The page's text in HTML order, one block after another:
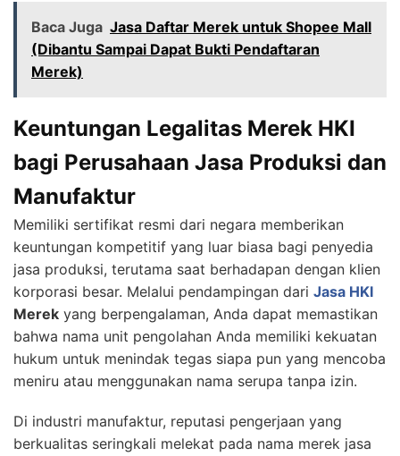
Baca Juga Jasa Daftar Merek untuk Shopee Mall
(Dibantu Sampai Dapat Bukti Pendaftaran
Merek)
Keuntungan Legalitas Merek HKI
bagi Perusahaan Jasa Produksi dan
Manufaktur
Memiliki sertifikat resmi dari negara memberikan
keuntungan kompetitif yang luar biasa bagi penyedia
jasa produksi, terutama saat berhadapan dengan klien
korporasi besar. Melalui pendampingan dari Jasa HKI
Merek yang berpengalaman, Anda dapat memastikan
bahwa nama unit pengolahan Anda memiliki kekuatan
hukum untuk menindak tegas siapa pun yang mencoba
meniru atau menggunakan nama serupa tanpa izin.
Di industri manufaktur, reputasi pengerjaan yang
berkualitas seringkali melekat pada nama merek jasa